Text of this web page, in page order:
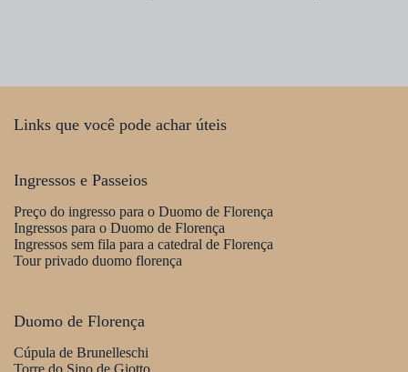
Links que você pode achar úteis
Ingressos e Passeios
Preço do ingresso para o Duomo de Florença
Ingressos para o Duomo de Florença
Ingressos sem fila para a catedral de Florença
Tour privado duomo florença
Duomo de Florença
Cúpula de Brunelleschi
Torre do Sino de Giotto